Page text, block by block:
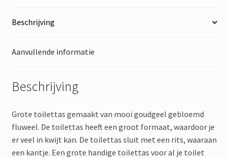
Beschrijving
Aanvullende informatie
Beschrijving
Grote toilettas gemaakt van mooi goudgeel gebloemd
fluweel. De toilettas heeft een groot formaat, waardoor je
er veel in kwijt kan. De toilettas sluit met een rits, waaraan
een kantje. Een grote handige toilettas voor al je toilet